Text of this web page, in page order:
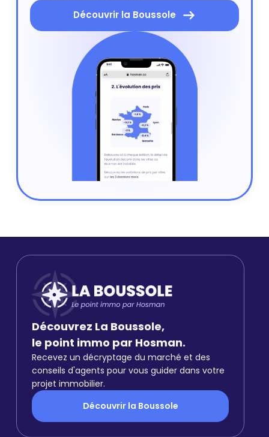
Découvrir la Boussole
Découvrez La Boussole,
le point immo par Hosman.
Recevez un décryptage du marché et des
conseils d'agents pour vous guider dans votre
projet immobilier.
Découvrir la Boussole